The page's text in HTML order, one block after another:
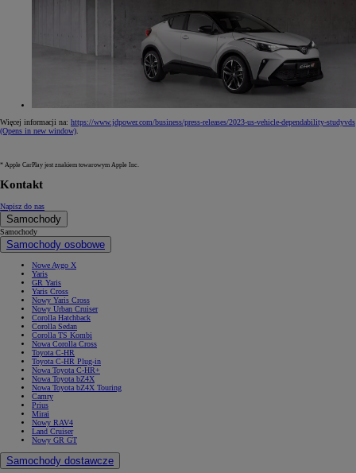
Więcej informacji na: https://www.jdpower.com/business/press-releases/2023-us-vehicle-dependability-studyvds
(Opens in new window)
* Apple CarPlay jest znakiem towarowym Apple Inc.
Kontakt
Napisz do nas
Samochody
Samochody
Samochody osobowe
Nowe Aygo X
Yaris
GR Yaris
Yaris Cross
Nowy Yaris Cross
Nowy Urban Cruiser
Corolla Hatchback
Corolla Sedan
Corolla TS Kombi
Nowa Corolla Cross
Toyota C-HR
Toyota C-HR Plug-in
Nowa Toyota C-HR+
Nowa Toyota bZ4X
Nowa Toyota bZ4X Touring
Camry
Prius
Mirai
Nowy RAV4
Land Cruiser
Nowy GR GT
Samochody dostawcze